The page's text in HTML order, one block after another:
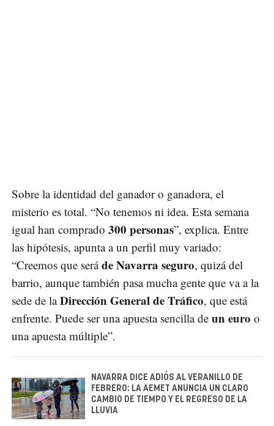
Sobre la identidad del ganador o ganadora, el
misterio es total. “No tenemos ni idea. Esta semana
igual han comprado 300 personas”, explica. Entre
las hipótesis, apunta a un perfil muy variado:
“Creemos que seráde Navarra seguro, quizá del
barrio, aunque también pasa mucha gente que va a la
sede de laDirección General de Tráfico, que está
enfrente. Puede ser una apuesta sencilla de un euro o
una apuesta múltiple”.
NAVARRA DICE ADIÓS AL VERANILLO DE
FEBRERO: LA AEMET ANUNCIA UN CLARO
CAMBIO DE TIEMPO Y EL REGRESO DE LA
LLUVIA